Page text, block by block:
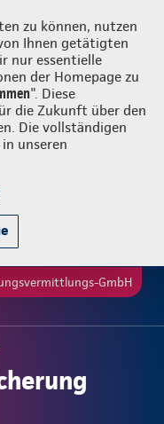
zu können, nutzen
Ihnen getätigten
nur essentielle
der Homepage zu
". Diese
die Zukunft über den
Die vollständigen
unseren
GmbH Login
GmbH